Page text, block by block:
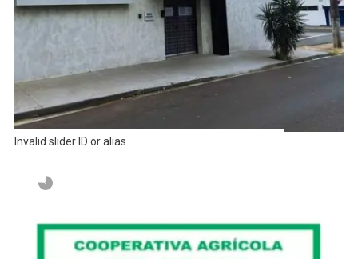
Invalid slider ID or alias.